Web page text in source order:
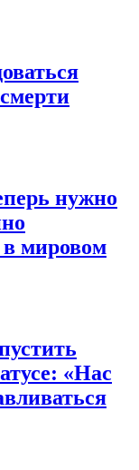
нужно
в мировом
«Нас